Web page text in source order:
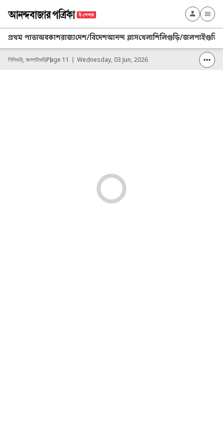
প্রথম পাতাঅবকাশরাজ্যদেশ/বিদেশআনন্দ প্লাসখেলাশিলিগুড়ি/জলপাইগুড়ি
শিলিগুড়ি, জলপাইগুড়িPage 11 Wednesday, 03 Jun, 2026